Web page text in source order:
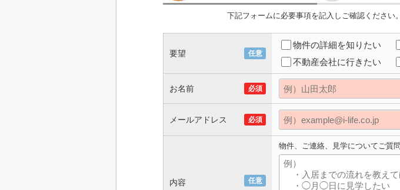
下記フォームに必要事項を記入しご確認くださ
要望 任意
物件の詳細を知りたい
不動産会社に行きたい
お名前 必須
メールアドレス 必須
内容 任意
物件、ご連絡、見学についてご質